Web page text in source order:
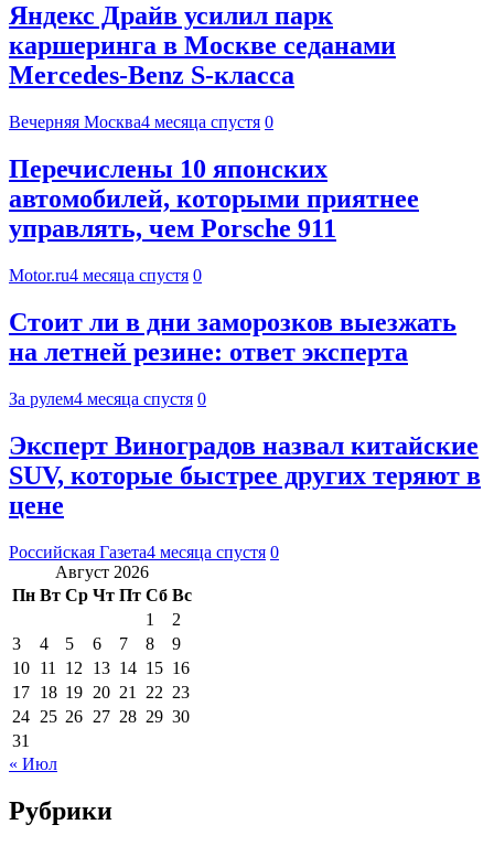
Яндекс Драйв усилил парк
каршеринга в Москве седанами
Mercedes-Benz S-класса
Вечерняя Москва4 месяца спустя 0
Перечислены 10 японских
автомобилей, которыми приятнее
управлять, чем Porsche 911
Motor.ru4 месяца спустя 0
Стоит ли в дни заморозков выезжать
на летней резине: ответ эксперта
За рулем4 месяца спустя 0
Эксперт Виноградов назвал китайские
SUV, которые быстрее других теряют в
цене
Российская Газета4 месяца спустя 0
Август 2026
Пн Вт Ср Чт Пт Сб Вс
1
2
3
4 5 6 7 8
9
10 11 12 13 14 15 16
17 18 19 20 21 22 23
24 25 26 27 28 29 30
31
« Июл
Рубрики